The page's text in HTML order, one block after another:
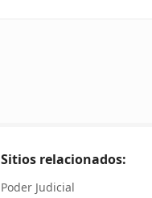
Sitios relacionados:
Poder Judicial